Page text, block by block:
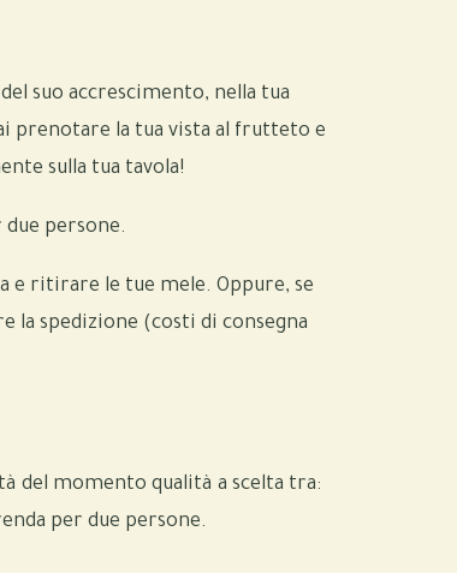
suo accrescimento, nella tua
prenotare la tua vista al frutteto e
sulla tua tavola!
persone.
e ritirare le tue mele. Oppure, se
la spedizione (costi di consegna
del momento qualità a scelta tra:
per due persone.